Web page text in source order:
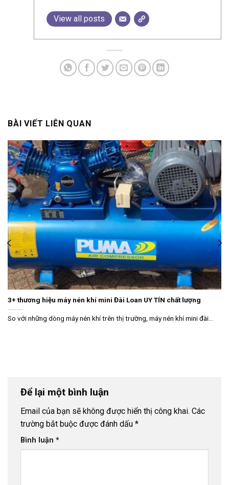
View all posts
BÀI VIẾT LIÊN QUAN
3+ thương hiệu máy nén khí mini Đài Loan UY TÍN chất lượng
So với những dòng máy nén khí trên thị trường, máy nén khí mini đài...
Để lại một bình luận
Email của bạn sẽ không được hiển thị công khai. Các
trường bắt buộc được đánh dấu *
Bình luận *